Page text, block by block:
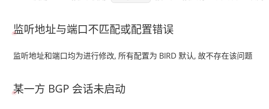
监听地址与端口不匹配或配置错误
监听地址和端口均为进行修改, 所有配置为 BIRD 默认, 故不存在该问题
某一方 BGP 会话未启动